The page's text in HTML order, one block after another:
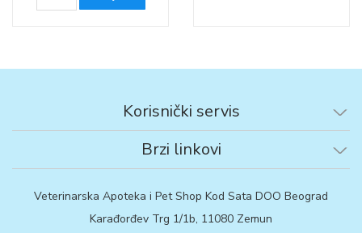
Korisnički servis
Brzi linkovi
Veterinarska Apoteka i Pet Shop Kod Sata DOO Beograd
Karađorđev Trg 1/1b, 11080 Zemun